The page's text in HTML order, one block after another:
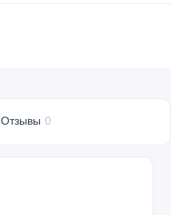
Отзывы 0